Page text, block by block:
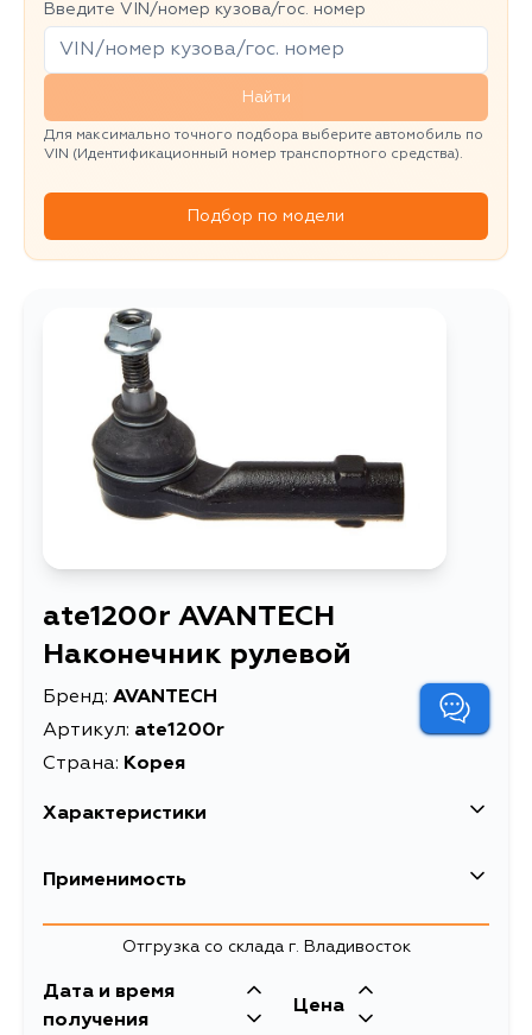
Введите VIN/номер кузова/гос. номер
Найти
Для максимально точного подбора выберите автомобиль по
VIN (Идентификационный номер транспортного средства).
Подбор по модели
ate1200r AVANTECH
Наконечник рулевой
Бренд: AVANTECH
Артикул: ate1200r
Страна: Корея
Характеристики
EAN-13
Длина упаковки, мм
Масса, кг 0.535
Применимость
MazdaОтгрузка со склада г. Владивосток
Дата и время
получения
Цена